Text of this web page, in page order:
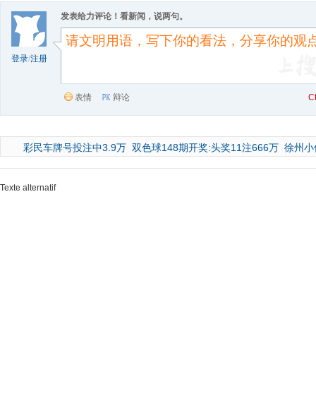
登录/注册
发表给力评论！看新闻，说两句。
表情 辩论
彩民车牌号投注中3.9万 双色球148期开奖:头奖11注666万 徐州
Texte alternatif